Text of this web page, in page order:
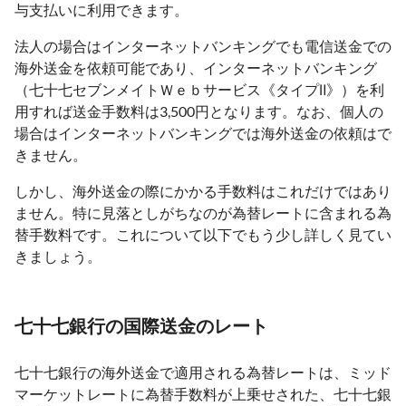
与支払いに利用できます。
法人の場合はインターネットバンキングでも電信送金での
海外送金を依頼可能であり、インターネットバンキング
（七十七セブンメイトＷｅｂサービス《タイプⅡ》）を利
用すれば送金手数料は3,500円となります。なお、個人の
場合はインターネットバンキングでは海外送金の依頼はで
きません。
しかし、海外送金の際にかかる手数料はこれだけではあり
ません。特に見落としがちなのが為替レートに含まれる為
替手数料です。これについて以下でもう少し詳しく見てい
きましょう。
七十七銀行の国際送金のレート
七十七銀行の海外送金で適用される為替レートは、ミッド
マーケットレートに為替手数料が上乗せされた、七十七銀